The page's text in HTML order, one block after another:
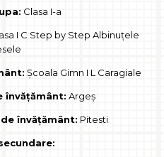
Clasa I-a
I C Step by Step Albinuțele
Școala Gimn I L Caragiale
învățământ: Argeș
învățământ: Pitesti